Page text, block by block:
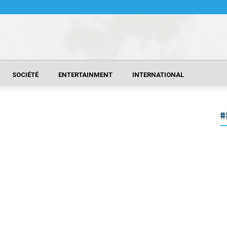
SOCIÉTÉ ENTERTAINMENT INTERNATIONAL